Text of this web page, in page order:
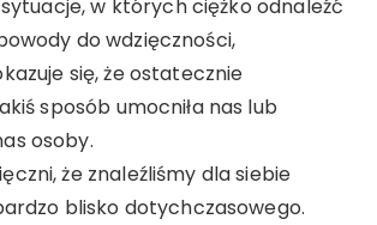
w których ciężko odnaleźć
do wdzięczności,
się, że ostatecznie
sposób umocniła nas lub
osoby.
że znaleźliśmy dla siebie
blisko dotychczasowego.